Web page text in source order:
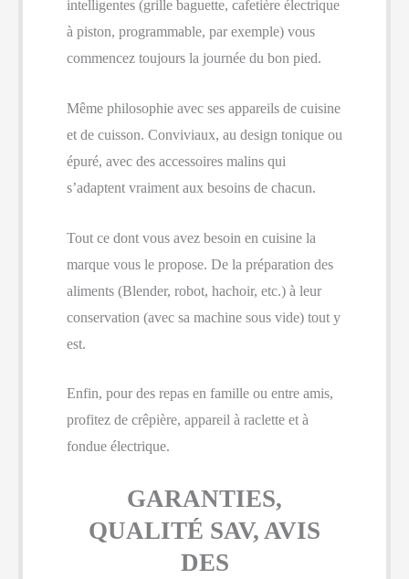
intelligentes (grille baguette, cafetière électrique
à piston, programmable, par exemple) vous
commencez toujours la journée du bon pied.
Même philosophie avec ses appareils de cuisine
et de cuisson. Conviviaux, au design tonique ou
épuré, avec des accessoires malins qui
s’adaptent vraiment aux besoins de chacun.
Tout ce dont vous avez besoin en cuisine la
marque vous le propose. De la préparation des
aliments (Blender, robot, hachoir, etc.) à leur
conservation (avec sa machine sous vide) tout y
est.
Enfin, pour des repas en famille ou entre amis,
profitez de crêpière, appareil à raclette et à
fondue électrique.
GARANTIES,
QUALITÉ SAV, AVIS
DES